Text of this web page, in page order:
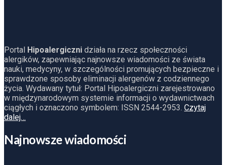
Portal Hipoalergiczni działa na rzecz społeczności
alergików, zapewniając najnowsze wiadomości ze świata
nauki, medycyny, w szczególności promujących bezpieczne i
sprawdzone sposoby eliminacji alergenów z codziennego
życia. Wydawany tytuł: Portal Hipoalergiczni zarejestrowano
w międzynarodowym systemie informacji o wydawnictwach
ciągłych i oznaczono symbolem: ISSN 2544-2953. Czytaj
dalej…
Najnowsze wiadomości